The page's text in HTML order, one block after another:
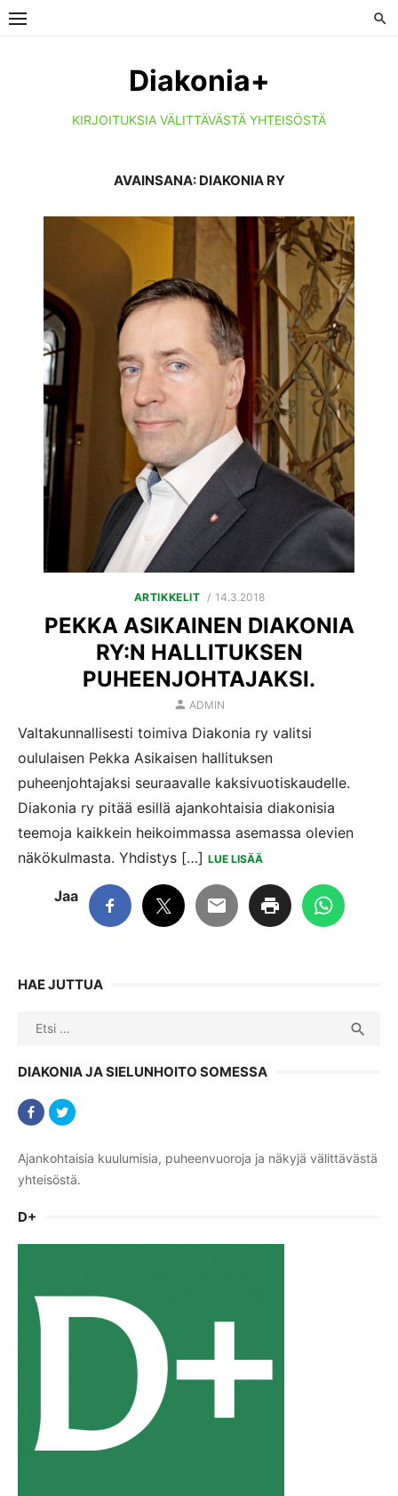
Skip
Diakonia+
KIRJOITUKSIA VÄLITTÄVÄSTÄ YHTEISÖSTÄ
AVAINSANA: DIAKONIA RY
ARTIKKELIT
POSTED
14.3.2018
PEKKA ASIKAINEN DIAKONIA
RY:N HALLITUKSEN
PUHEENJOHTAJAKSI.
AUTHOR
ADMIN
Valtakunnallisesti toimiva Diakonia ry valitsi
oululaisen Pekka Asikaisen hallituksen
puheenjohtajaksi seuraavalle kaksivuotiskaudelle.
Diakonia ry pitää esillä ajankohtaisia diakonisia
teemoja kaikkein heikoimmassa asemassa olevien
näkökulmasta. Yhdistys […] LUE LISÄÄ
Jaa
HAE JUTTUA
Search

DIAKONIA JA SIELUNHOITO SOMESSA
Ajankohtaisia kuulumisia, puheenvuoroja ja näkyjä välittävästä
yhteisöstä.
D+